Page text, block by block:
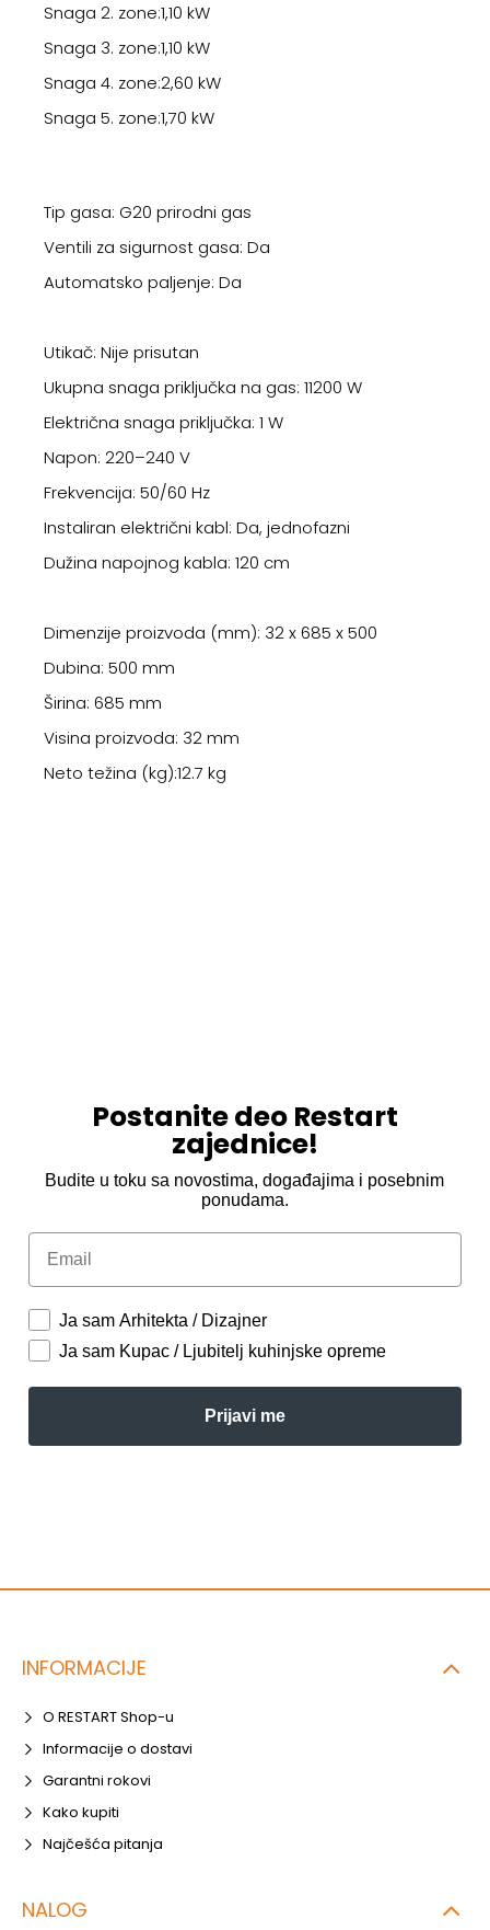
Snaga 2. zone:1,10 kW
Snaga 3. zone:1,10 kW
Snaga 4. zone:2,60 kW
Snaga 5. zone:1,70 kW
Tip gasa: G20 prirodni gas
Ventili za sigurnost gasa: Da
Automatsko paljenje: Da
Utikač: Nije prisutan
Ukupna snaga priključka na gas: 11200 W
Električna snaga priključka: 1 W
Napon: 220–240 V
Frekvencija: 50/60 Hz
Instaliran električni kabl: Da, jednofazni
Dužina napojnog kabla: 120 cm
Dimenzije proizvoda (mm): 32 x 685 x 500
Dubina: 500 mm
Širina: 685 mm
Visina proizvoda: 32 mm
Neto težina (kg):12.7 kg
Postanite deo Restart
zajednice!
Budite u toku sa novostima, događajima i posebnim
ponudama.
Email
Ja sam Arhitekta / Dizajner
Ja sam Kupac / Ljubitelj kuhinjske opreme
Prijavi me
INFORMACIJE
O RESTART Shop-u
Informacije o dostavi
Garantni rokovi
Kako kupiti
Najčešća pitanja
NALOG